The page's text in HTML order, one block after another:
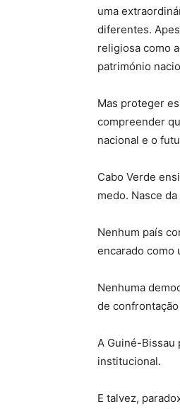
uma
diferentes.
religiosa como
património
Mas proteger
compreender
nacional e o
Cabo Verde
medo. Nasce
Nenhum país
encarado como
Nenhuma
de
A Guiné-Bissau
institucional.
E talvez,